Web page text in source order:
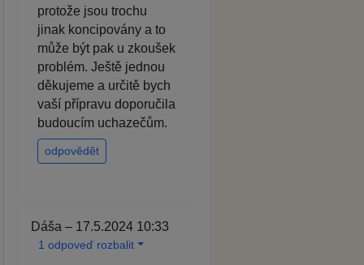
protože jsou trochu
jinak koncipovány a to
může být pak u zkoušek
problém. Ještě jednou
děkujeme a určitě bych
vaší přípravu doporučila
budoucím uchazečům.
odpovědět
Dáša – 17.5.2024 10:33
1 odpoveď rozbalit